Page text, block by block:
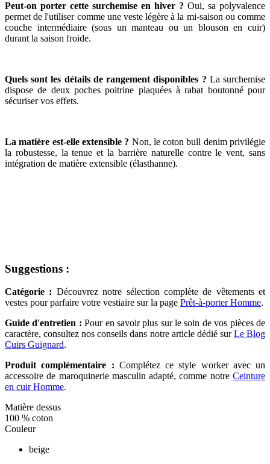
Peut-on porter cette surchemise en hiver ? Oui, sa polyvalence
permet de l'utiliser comme une veste légère à la mi-saison ou comme
couche intermédiaire (sous un manteau ou un blouson en cuir)
durant la saison froide.
Quels sont les détails de rangement disponibles ? La surchemise
dispose de deux poches poitrine plaquées à rabat boutonné pour
sécuriser vos effets.
La matière est-elle extensible ? Non, le coton bull denim privilégie
la robustesse, la tenue et la barrière naturelle contre le vent, sans
intégration de matière extensible (élasthanne).
Suggestions :
Catégorie : Découvrez notre sélection complète de vêtements et
vestes pour parfaire votre vestiaire sur la page Prêt-à-porter Homme.
Guide d'entretien : Pour en savoir plus sur le soin de vos pièces de
caractère, consultez nos conseils dans notre article dédié surLe Blog
Cuirs Guignard.
Produit complémentaire : Complétez ce style worker avec un
accessoire de maroquinerie masculin adapté, comme notre Ceinture
en cuir Homme.
Matière dessus
100 % coton
Couleur
beige